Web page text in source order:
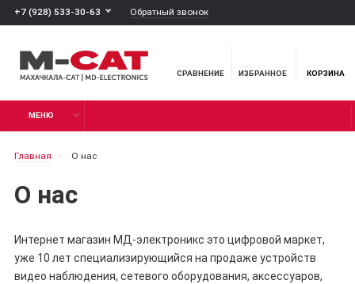
+7 (928) 533-30-63 Обратный звонок
СРАВНЕНИЕ ИЗБРАННОЕ КОРЗИНА
МЕНЮ
Главная О нас
О нас
Интернет магазин МД-электроникс это цифровой маркет,
уже 10 лет специализирующийся на продаже устройств
видео наблюдения, сетевого оборудования, аксессуаров,